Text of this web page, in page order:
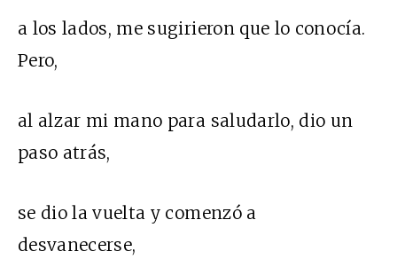
a los lados, me sugirieron que lo conocía.
Pero,
al alzar mi mano para saludarlo, dio un
paso atrás,
se dio la vuelta y comenzó a
desvanecerse,